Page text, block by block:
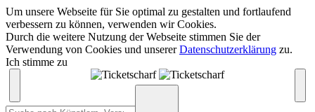
Um unsere Webseite für Sie optimal zu gestalten und fortlaufend
verbessern zu können, verwenden wir Cookies.
Durch die weitere Nutzung der Webseite stimmen Sie der
Verwendung von Cookies und unsererDatenschutzerklärung zu.
Ich stimme zu